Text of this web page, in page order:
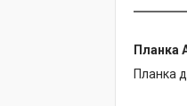
Планка
Планка